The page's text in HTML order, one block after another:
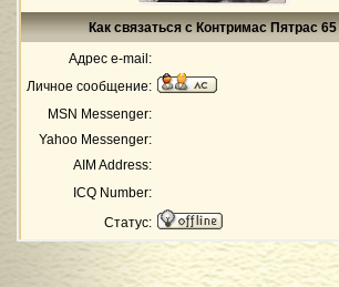
Как связаться с Контримас Пятрас 65
Адрес e-mail:
Личное сообщение:
MSN Messenger:
Yahoo Messenger:
AIM Address:
ICQ Number:
Статус: